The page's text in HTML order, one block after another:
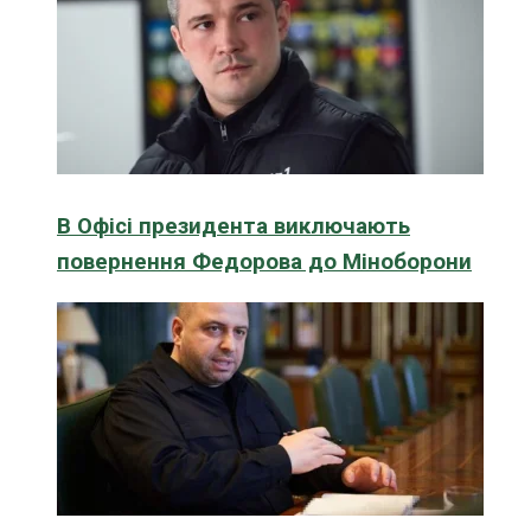
В Офісі президента виключають
повернення Федорова до Міноборони